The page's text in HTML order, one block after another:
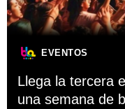
EVENTOS
Llega la tercera
una semana de